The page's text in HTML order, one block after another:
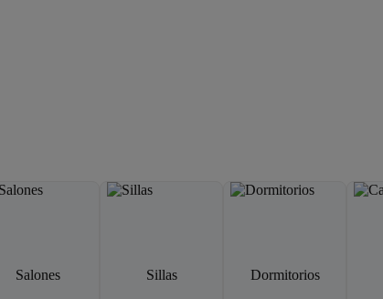
Salones Sillas Dormitorios